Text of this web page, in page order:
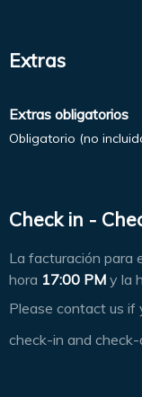
Extras
Extras obligatorios
Obligatorio (no
Check in -
La facturación para
hora 17:00 PM y la
Please contact us if
check-in and check-